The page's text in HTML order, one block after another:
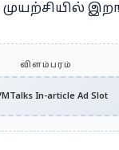
விளம்பரம்
In-article Ad Slot